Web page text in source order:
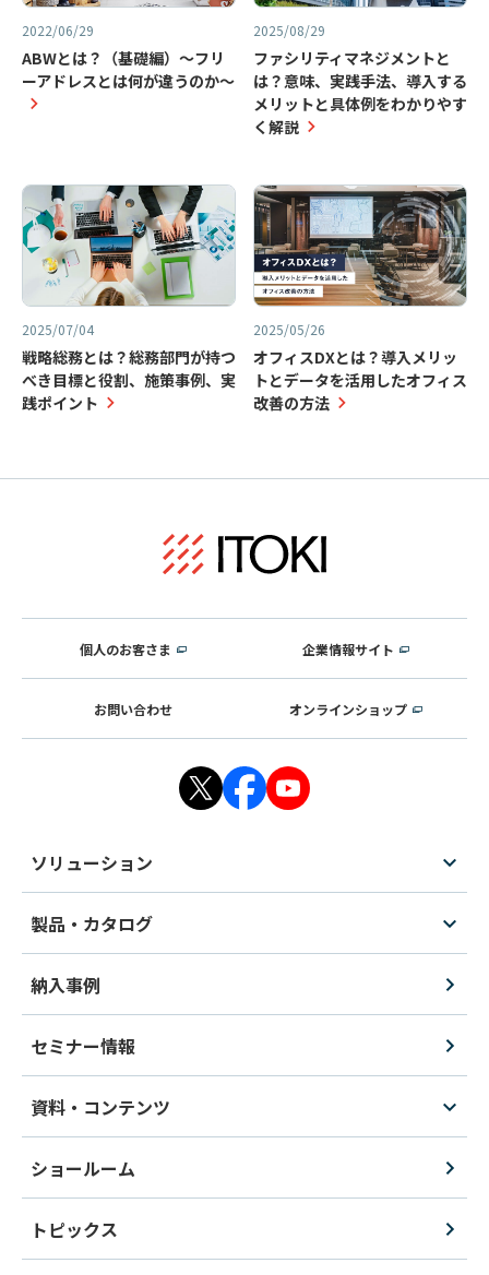
2022/06/29
ABWとは？（基礎編）～フリ
ーアドレスとは何が違うのか～
2025/08/29
ファシリティマネジメントと
は？意味、実践手法、導入する
メリットと具体例をわかりやす
く解説
2025/07/04
戦略総務とは？総務部門が持つ
べき目標と役割、施策事例、実
践ポイント
2025/05/26
オフィスDXとは？導入メリッ
トとデータを活用したオフィス
改善の方法
個人のお客さま 企業情報サイト
お問い合わせ オンラインショップ
ソリューション
製品・カタログ
納入事例
セミナー情報
資料・コンテンツ
ショールーム
トピックス